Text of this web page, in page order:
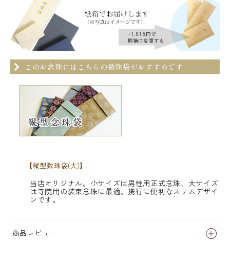
このお念珠にはこちらの数珠袋がおすすめです
【縦型数珠袋(大)】
当店オリジナル。小サイズは男性用正式念珠、大サイズ
は寺院用の装束念珠に最適。携行に便利なスリムデザイ
ンです。
商品レビュー